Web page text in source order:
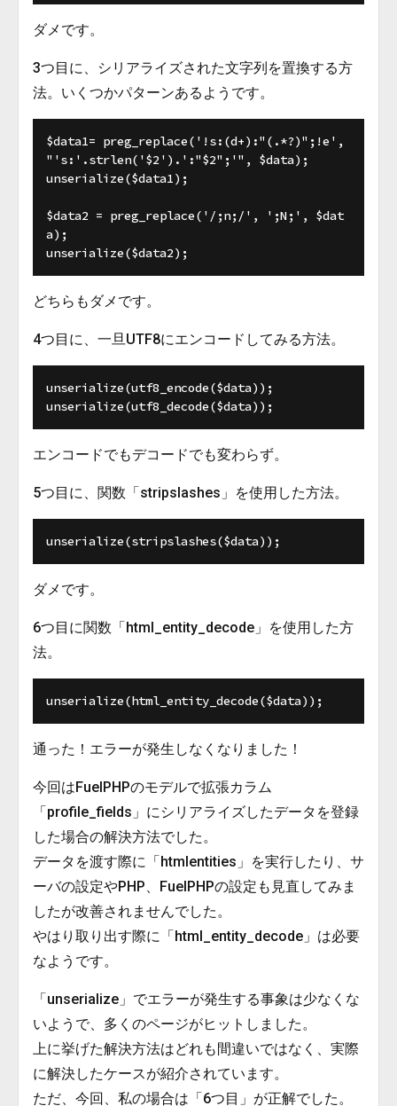
ダメです。
3つ目に、シリアライズされた文字列を置換する方
法。いくつかパターンあるようです。
$data1= preg_replace('!s:(d+):"(.*?)";!e',
"'s:'.strlen('$2').':"$2";'", $data);
unserialize($data1);
$data2 = preg_replace('/;n;/', ';N;', $dat
a);
どちらもダメです。
4つ目に、一旦UTF8にエンコードしてみる方法。
unserialize(utf8_encode($data));
エンコードでもデコードでも変わらず。
5つ目に、関数「stripslashes」を使用した方法。
ダメです。
6つ目に関数「html_entity_decode」を使用した方
法。
通った！エラーが発生しなくなりました！
今回はFuelPHPのモデルで拡張カラム
「profile_fields」にシリアライズしたデータを登録
した場合の解決方法でした。
データを渡す際に「htmlentities」を実行したり、サ
ーバの設定やPHP、FuelPHPの設定も見直してみま
したが改善されませんでした。
やはり取り出す際に「html_entity_decode」は必要
なようです。
「unserialize」でエラーが発生する事象は少なくな
いようで、多くのページがヒットしました。
上に挙げた解決方法はどれも間違いではなく、実際
に解決したケースが紹介されています。
ただ、今回、私の場合は「6つ目」が正解でした。